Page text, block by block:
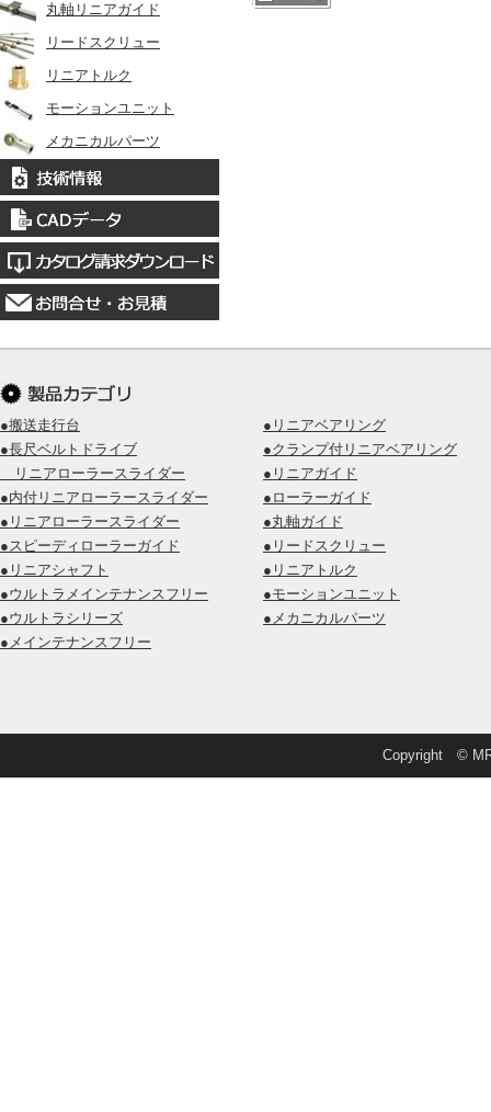
丸軸リニアガイド
リードスクリュー
リニアトルク
モーションユニット
メカニカルパーツ
●搬送走行台
●長尺ベルトドライブ
リニアローラースライダー
●内付リニアローラースライダー
●リニアローラースライダー
●スピーディローラーガイド
●リニアシャフト
●ウルトラメインテナンスフリー
●ウルトラシリーズ
●メインテナンスフリー
●リニアベアリング
●クランプ付リニアベアリング
●リニアガイド
●ローラーガイド
●丸軸ガイド
●リードスクリュー
●リニアトルク
●モーションユニット
●メカニカルパーツ
Copyright ©